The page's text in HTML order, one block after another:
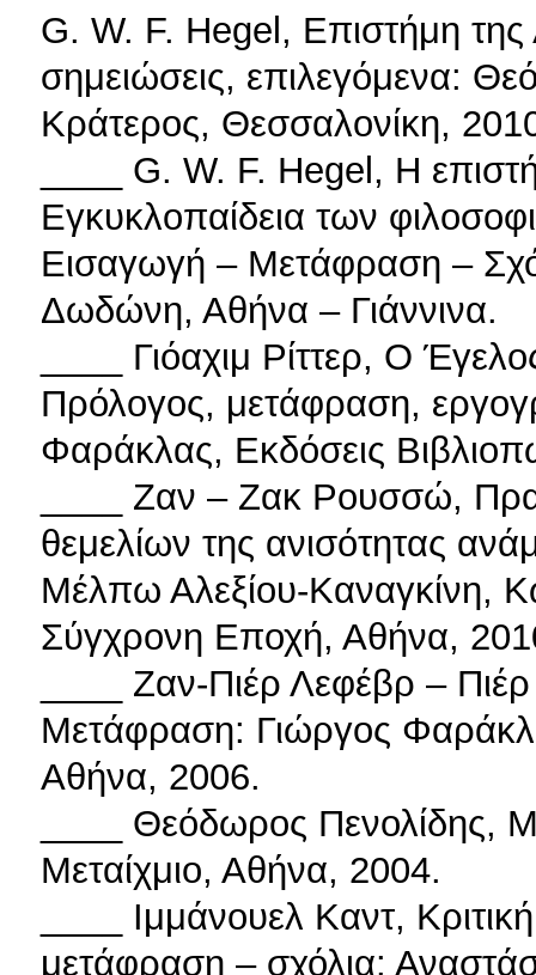
G. W. F. Hegel, Επιστήμη
σημειώσεις, επιλεγόμενα:
Κράτερος, Θεσσαλονίκη,
____ G. W. F. Hegel, Η
Εγκυκλοπαίδεια των
Εισαγωγή – Μετάφραση –
Δωδώνη, Αθήνα – Γιάννινα.
____ Γιόαχιμ Ρίττερ, Ο
Πρόλογος, μετάφραση,
Φαράκλας, Εκδόσεις
____ Ζαν – Ζακ Ρουσσώ,
θεμελίων της ανισότητας
Μέλπω Αλεξίου-Καναγκίνη,
Σύγχρονη Εποχή, Αθήνα,
____ Ζαν-Πιέρ Λεφέβρ –
Μετάφραση: Γιώργος
Αθήνα, 2006.
____ Θεόδωρος Πενολίδης,
Μεταίχμιο, Αθήνα, 2004.
____ Ιμμάνουελ Καντ,
μετάφραση – σχόλια: